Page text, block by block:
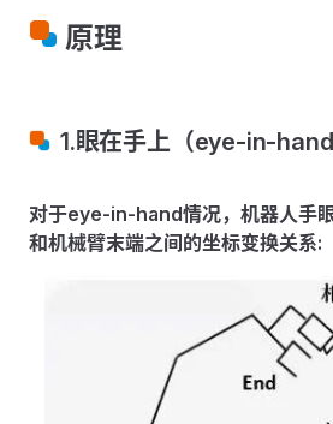
原理
1.眼在手上（eye-in-hand
对于eye-in-hand情况，机器人手
和机械臂末端之间的坐标变换关系: